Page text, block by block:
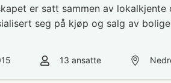
er satt sammen av
seg på kjøp og salg av
13 ansatte